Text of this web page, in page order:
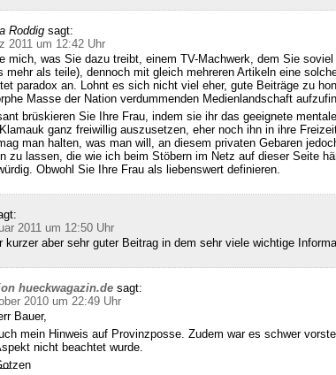
Roddig sagt:
2011 um 12:42 Uhr
mich, was Sie dazu treibt, einem TV-Machwerk, dem Sie
mehr als teile), dennoch mit gleich mehreren Artikeln eine
paradox an. Lohnt es sich nicht viel eher, gute Beiträge zu
Masse der Nation verdummenden Medienlandschaft
brüskieren Sie Ihre Frau, indem sie ihr das geeignete
ganz freiwillig auszusetzen, eher noch ihn in ihre
man halten, was man will, an diesem privaten Gebaren
zu lassen, die wie ich beim Stöbern im Netz auf dieser Seite
Obwohl Sie Ihre Frau als liebenswert definieren.
2011 um 12:50 Uhr
kurzer aber sehr guter Beitrag in dem sehr viele wichtige
hueckwagazin.de sagt:
2010 um 22:49 Uhr
Bauer,
mein Hinweis auf Provinzposse. Zudem war es schwer
nicht beachtet wurde.